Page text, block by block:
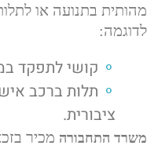
מהותית בתנועה או
לדוגמה:
קושי לתפקד
תלות ברכב
ציבורית.
משרד התחבורה מכיר